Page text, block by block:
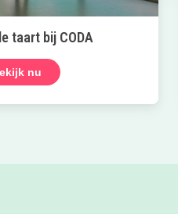
taart bij CODA
nu